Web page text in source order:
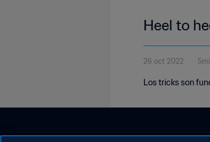
Heel to
26 oct 2022
Los tricks son